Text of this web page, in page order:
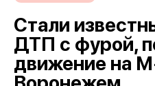
Стали
ДТП с фурой,
движение на